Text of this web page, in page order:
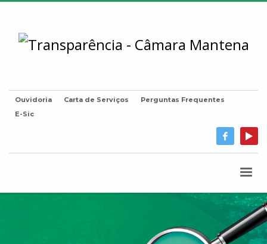
Ouvidoria Carta de Serviços
Perguntas Frequentes
E-Sic